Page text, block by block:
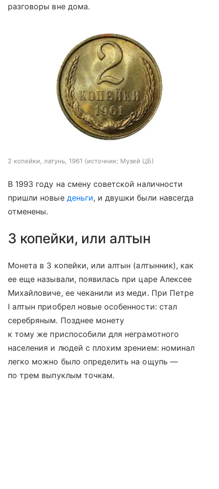
разговоры вне дома.
2 копейки, латунь, 1961 источник: Музей ЦБ
В 1993 году на смену советской наличности
пришли новые деньги, и двушки были навсегда
отменены.
3 копейки, или алтын
Монета в 3 копейки, или алтын (алтынник), как
ее еще называли, появилась при царе Алексее
Михайловиче, ее чеканили из меди. При Петре
I алтын приобрел новые особенности: стал
серебряным. Позднее монету
к тому же приспособили для неграмотного
населения и людей с плохим зрением: номинал
легко можно было определить на ощупь —
по трем выпуклым точкам.